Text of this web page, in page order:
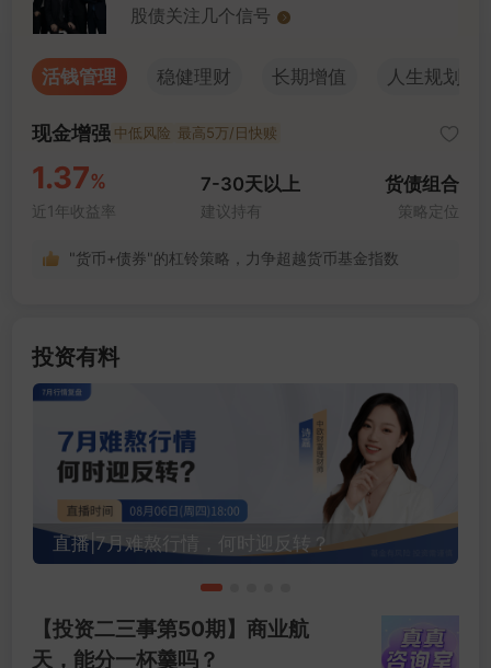
股债关注几个信号
活钱管理 稳健理财 长期增值 人生规划
现金增强 中低风险 最高5万/日快赎
1.37%
近1年收益率
7-30天以上
建议持有
货债组合
策略定位
"货币+债券"的杠铃策略，力争超越货币基金指数
投资有料
直播|7月难熬行情，何时迎反转？
【投资二三事第50期】商业航
天，能分一杯羹吗？